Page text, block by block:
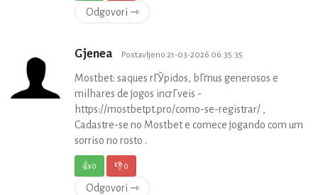
Odgovori ⇾
Gjenea Postavljeno 21-03-2026 06:35:35
Mostbet: saques rГЎpidos, bГґnus generosos e
milhares de jogos incrГ­veis -
https://mostbetpt.pro/como-se-registrar/ ,
Cadastre-se no Mostbet e comece jogando com um
sorriso no rosto .
👍0 👎0
Odgovori ⇾